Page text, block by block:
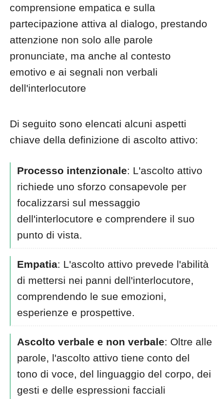
comprensione empatica e sulla
partecipazione attiva al dialogo, prestando
attenzione non solo alle parole
pronunciate, ma anche al contesto
emotivo e ai segnali non verbali
dell'interlocutore
Di seguito sono elencati alcuni aspetti
chiave della definizione di ascolto attivo:
Processo intenzionale: L'ascolto attivo
richiede uno sforzo consapevole per
focalizzarsi sul messaggio
dell'interlocutore e comprendere il suo
punto di vista.
Empatia: L'ascolto attivo prevede l'abilità
di mettersi nei panni dell'interlocutore,
comprendendo le sue emozioni,
esperienze e prospettive.
Ascolto verbale e non verbale: Oltre alle
parole, l'ascolto attivo tiene conto del
tono di voce, del linguaggio del corpo, dei
gesti e delle espressioni facciali